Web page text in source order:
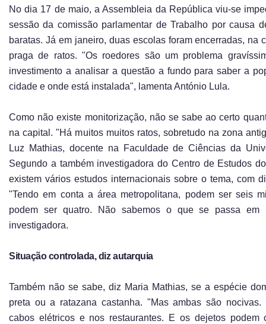
No dia 17 de maio, a Assembleia da República viu-se
sessão da comissão parlamentar de Trabalho por causa
baratas. Já em janeiro, duas escolas foram encerradas, na
praga de ratos. "Os roedores são um problema
investimento a analisar a questão a fundo para saber a
cidade e onde está instalada", lamenta António Lula.
Como não existe monitorização, não se sabe ao certo
na capital. "Há muitos muitos ratos, sobretudo na zona
Luz Mathias, docente na Faculdade de Ciências da
Segundo a também investigadora do Centro de Estudos
existem vários estudos internacionais sobre o tema, com
"Tendo em conta a área metropolitana, podem ser seis
podem ser quatro. Não sabemos o que se passa em
investigadora.
Situação controlada, diz autarquia
Também não se sabe, diz Maria Mathias, se a espécie
preta ou a ratazana castanha. "Mas ambas são nocivas.
cabos elétricos e nos restaurantes. E os dejetos podem